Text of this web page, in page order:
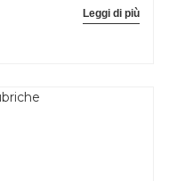
Leggi di più